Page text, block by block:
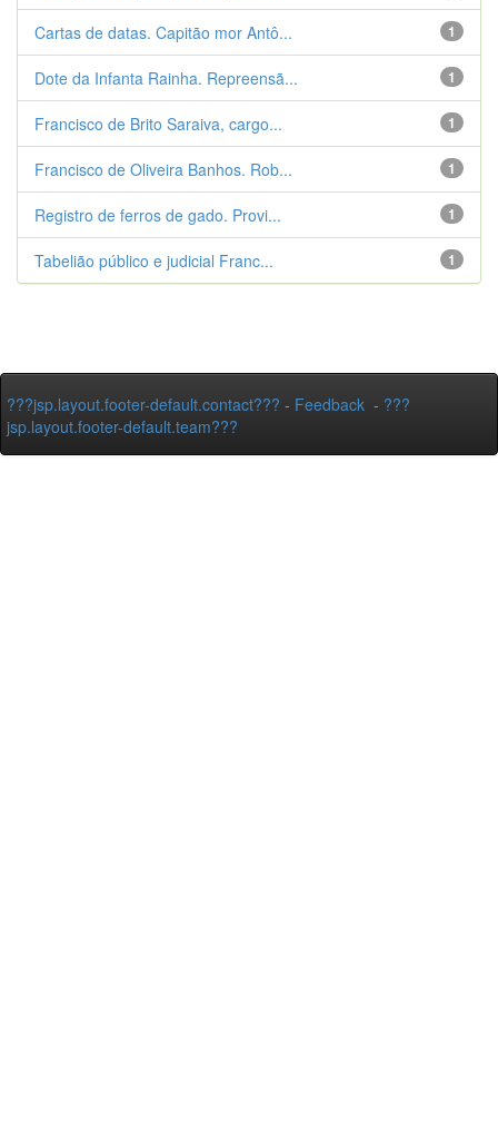
1
Cartas de datas. Capitão mor Antô...
1
Dote da Infanta Rainha. Repreensã...
1
Francisco de Brito Saraiva, cargo...
1
Francisco de Oliveira Banhos. Rob...
1
Registro de ferros de gado. Provi...
1
Tabelião público e judicial Franc...
???jsp.layout.footer-default.contact??? - Feedback - ???
jsp.layout.footer-default.team???